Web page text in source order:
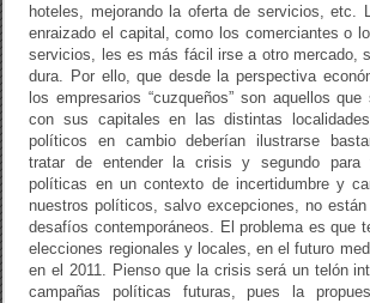
hoteles, mejorando la oferta de servicios, etc.
enraizado el capital, como los comerciantes o
servicios, les es más fácil irse a otro mercado,
dura. Por ello, que desde la perspectiva
los empresarios “cuzqueños” son aquellos
con sus capitales en las distintas
políticos en cambio deberían ilustrarse
tratar de entender la crisis y segundo para
políticas en un contexto de incertidumbre y
nuestros políticos, salvo excepciones, no
desafíos contemporáneos. El problema es que
elecciones regionales y locales, en el futuro
en el 2011. Pienso que la crisis será un telón
campañas políticas futuras, pues la